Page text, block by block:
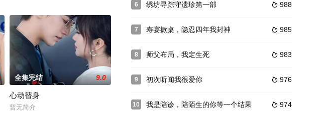
全集完结 9.0
心动替身
暂无简介
6  988
绣坊寻踪守遗珍第一部
7  985
寿宴掀桌，隐忍四年我封神
8  983
师父布局，我定生死
9  976
初次听闻我很爱你
10  974
我是陪诊，陪陌生的你等一个结果